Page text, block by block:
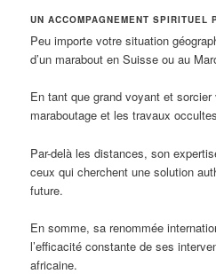
UN ACCOMPAGNEMENT SPIRITUEL
Peu importe votre situation
d’un marabout en Suisse ou au
En tant que grand voyant et
maraboutage et les travaux
Par-delà les distances, son
ceux qui cherchent une solution
future.
En somme, sa renommée
l’efficacité constante de ses
africaine.